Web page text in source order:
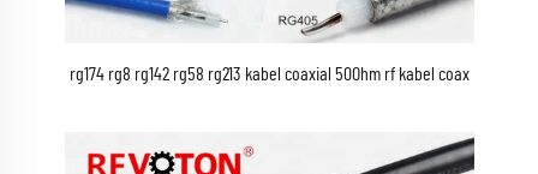
rg174 rg8 rg142 rg58 rg213 kabel coaxial 50Ohm rf kabel coax